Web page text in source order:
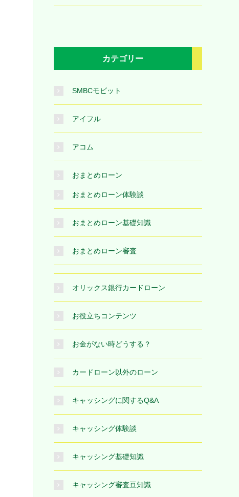
カテゴリー
SMBCモビット
アイフル
アコム
おまとめローン
おまとめローン体験談
おまとめローン基礎知識
おまとめローン審査
オリックス銀行カードローン
お役立ちコンテンツ
お金がない時どうする？
カードローン以外のローン
キャッシングに関するQ&A
キャッシング体験談
キャッシング基礎知識
キャッシング審査豆知識